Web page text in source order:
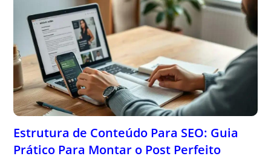
Estrutura de Conteúdo Para SEO: Guia
Prático Para Montar o Post Perfeito